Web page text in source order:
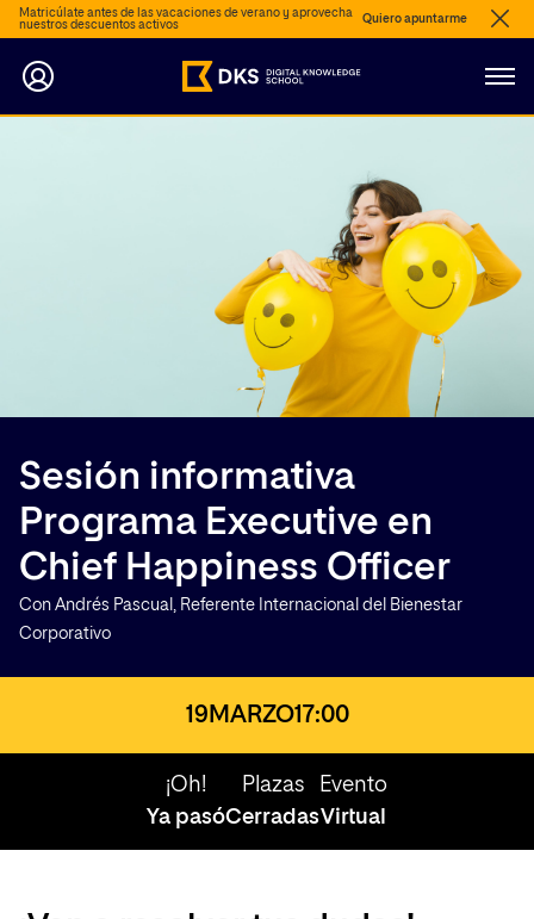
Matricúlate antes de las vacaciones de verano y aprovecha
nuestros descuentos activos
Quiero apuntarme
Sesión informativa
Programa Executive en
Chief Happiness Officer
Con Andrés Pascual, Referente Internacional del Bienestar
Corporativo
19 MARZO17:00
¡Oh!
Ya pasó
Plazas
Cerradas
Evento
Virtual